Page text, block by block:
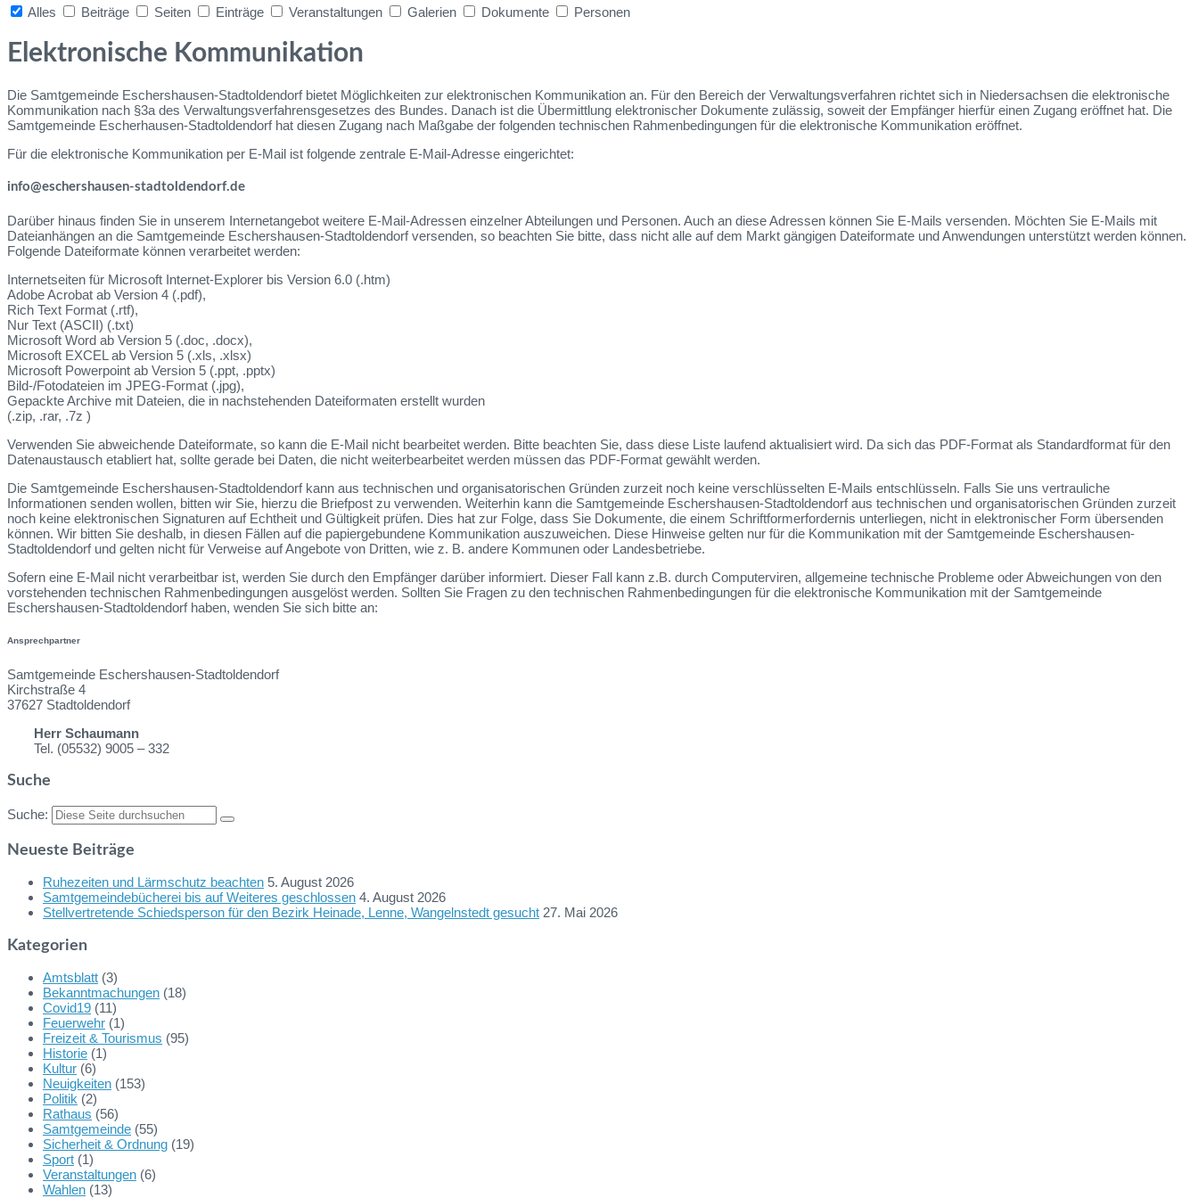
Alles
Beiträge Seiten Einträge Veranstaltungen Galerien Dokumente Personen
search
Elektronische Kommunikation
Die Samtgemeinde Eschershausen-Stadtoldendorf bietet Möglichkeiten zur elektronischen Kommunikation an. Für den Bereich der Verwaltungsverfahren richtet sich in Niedersachsen die elektronische
Kommunikation nach §3a des Verwaltungsverfahrensgesetzes des Bundes. Danach ist die Übermittlung elektronischer Dokumente zulässig, soweit der Empfänger hierfür einen Zugang eröffnet hat. Die
Samtgemeinde Escherhausen-Stadtoldendorf hat diesen Zugang nach Maßgabe der folgenden technischen Rahmenbedingungen für die elektronische Kommunikation eröffnet.
Für die elektronische Kommunikation per E-Mail ist folgende zentrale E-Mail-Adresse eingerichtet:
info@eschershausen-stadtoldendorf.de
Darüber hinaus finden Sie in unserem Internetangebot weitere E-Mail-Adressen einzelner Abteilungen und Personen. Auch an diese Adressen können Sie E-Mails versenden. Möchten Sie E-Mails mit
Dateianhängen an die Samtgemeinde Eschershausen-Stadtoldendorf versenden, so beachten Sie bitte, dass nicht alle auf dem Markt gängigen Dateiformate und Anwendungen unterstützt werden können.
Folgende Dateiformate können verarbeitet werden:
Internetseiten für Microsoft Internet-Explorer bis Version 6.0 (.htm)
Adobe Acrobat ab Version 4 (.pdf),
Rich Text Format (.rtf),
Nur Text (ASCII) (.txt)
Microsoft Word ab Version 5 (.doc, .docx),
Microsoft EXCEL ab Version 5 (.xls, .xlsx)
Microsoft Powerpoint ab Version 5 (.ppt, .pptx)
Bild-/Fotodateien im JPEG-Format (.jpg),
Gepackte Archive mit Dateien, die in nachstehenden Dateiformaten erstellt wurden
(.zip, .rar, .7z )
Verwenden Sie abweichende Dateiformate, so kann die E-Mail nicht bearbeitet werden. Bitte beachten Sie, dass diese Liste laufend aktualisiert wird. Da sich das PDF-Format als Standardformat für den
Datenaustausch etabliert hat, sollte gerade bei Daten, die nicht weiterbearbeitet werden müssen das PDF-Format gewählt werden.
Die Samtgemeinde Eschershausen-Stadtoldendorf kann aus technischen und organisatorischen Gründen zurzeit noch keine verschlüsselten E-Mails entschlüsseln. Falls Sie uns vertrauliche
Informationen senden wollen, bitten wir Sie, hierzu die Briefpost zu verwenden. Weiterhin kann die Samtgemeinde Eschershausen-Stadtoldendorf aus technischen und organisatorischen Gründen zurzeit
noch keine elektronischen Signaturen auf Echtheit und Gültigkeit prüfen. Dies hat zur Folge, dass Sie Dokumente, die einem Schriftformerfordernis unterliegen, nicht in elektronischer Form übersenden
können. Wir bitten Sie deshalb, in diesen Fällen auf die papiergebundene Kommunikation auszuweichen. Diese Hinweise gelten nur für die Kommunikation mit der Samtgemeinde Eschershausen-
Stadtoldendorf und gelten nicht für Verweise auf Angebote von Dritten, wie z. B. andere Kommunen oder Landesbetriebe.
Sofern eine E-Mail nicht verarbeitbar ist, werden Sie durch den Empfänger darüber informiert. Dieser Fall kann z.B. durch Computerviren, allgemeine technische Probleme oder Abweichungen von den
vorstehenden technischen Rahmenbedingungen ausgelöst werden. Sollten Sie Fragen zu den technischen Rahmenbedingungen für die elektronische Kommunikation mit der Samtgemeinde
Eschershausen-Stadtoldendorf haben, wenden Sie sich bitte an:
Ansprechpartner
Samtgemeinde Eschershausen-Stadtoldendorf
Kirchstraße 4
37627 Stadtoldendorf
Herr Schaumann
Tel. (05532) 9005 – 332
Suche
Suche:
Neueste Beiträge
Ruhezeiten und Lärmschutz beachten 5. August 2026
Samtgemeindebücherei bis auf Weiteres geschlossen 4. August 2026
Stellvertretende Schiedsperson für den Bezirk Heinade, Lenne, Wangelnstedt gesucht 27. Mai 2026
Kategorien
Amtsblatt (3)
Bekanntmachungen (18)
Covid19 (11)
Feuerwehr (1)
Freizeit & Tourismus (95)
Historie (1)
Kultur (6)
Neuigkeiten (153)
Politik (2)
Rathaus (56)
Samtgemeinde (55)
Sicherheit & Ordnung (19)
Sport (1)
Veranstaltungen (6)
Wahlen (13)